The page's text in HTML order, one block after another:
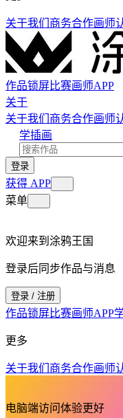
关于我们 商务合作画师
作品锁屏比赛画师APP
关于
关于我们 商务合作画师
学插画
登录
获得 APP
菜单
欢迎来到涂鸦王国
登录后同步作品与消息
登录 / 注册
作品锁屏比赛画师APP
更多
关于我们 商务合作画师
电脑端访问体验更好